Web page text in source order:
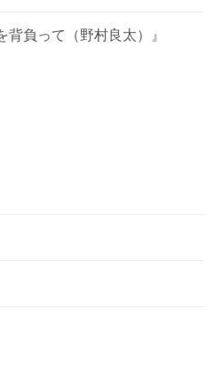
背負って（野村良太）』